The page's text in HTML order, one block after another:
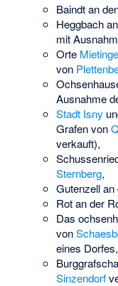
Baindt an
Heggbach
mit
Orte
von
Ausnahme
Stadt Isny
Grafen von
verkauft),
Sternberg,
Gutenzell
Rot an der
Das
von
eines
Sinzendorf